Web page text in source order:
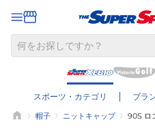
スポーツ・カテゴリ ブラ
帽子 ニットキャップ 90S ロ